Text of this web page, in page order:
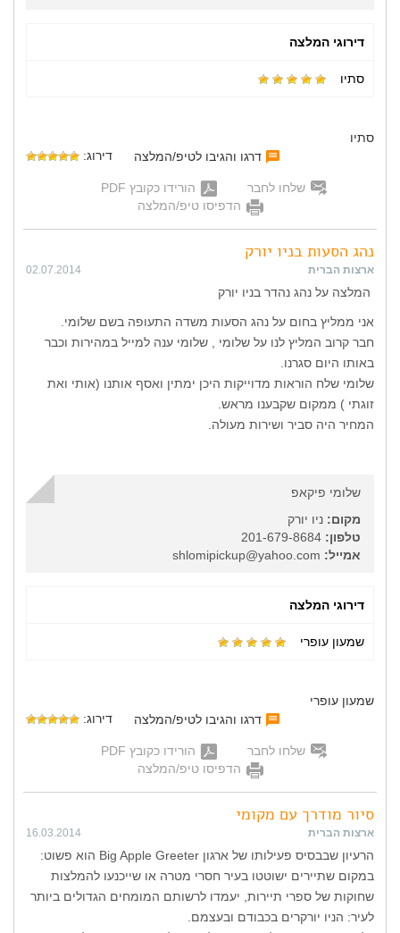
דירוגי המלצה
סתיו
סתיו
דרגו והגיבו לטיפ/המלצה
דירוג:
שלחו לחבר
הורידו כקובץ PDF
הדפיסו טיפ/המלצה
נהג הסעות בניו יורק
ארצות הברית 02.07.2014
המלצה על נהג נהדר בניו יורק
אני ממליץ בחום על נהג הסעות משדה התעופה בשם שלומי.
חבר קרוב המליץ לנו על שלומי , שלומי ענה למייל במהירות וכבר
באותו היום סגרנו.
שלומי שלח הוראות מדוייקות היכן ימתין ואסף אותנו (אותי ואת
זוגתי ) ממקום שקבענו מראש.
המחיר היה סביר ושירות מעולה.
שלומי פיקאפ
מקום: ניו יורק
טלפון:
אמייל:
דירוגי המלצה
שמעון עופרי
שמעון עופרי
דרגו והגיבו לטיפ/המלצה
דירוג:
שלחו לחבר
הורידו כקובץ PDF
הדפיסו טיפ/המלצה
סיור מודרך עם מקומי
ארצות הברית 16.03.2014
הרעיון שבבסיס פעילותו של ארגון Big Apple Greeter הוא פשוט:
במקום שתיירים ישוטטו בעיר חסרי מטרה או שייכנעו להמלצות
שחוקות של ספרי תיירות, יעמדו לרשותם המומחים הגדולים ביותר
לעיר: הניו יורקרים בכבודם ובעצמם.